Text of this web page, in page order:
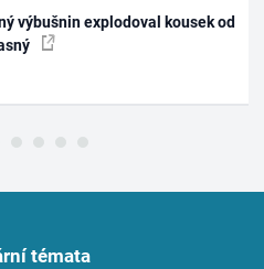
výbušnin explodoval kousek od
témata